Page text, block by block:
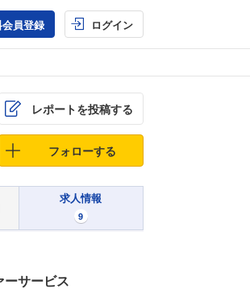
員登録 ログイン
レポートを投稿する
フォローする
求人情報
9
ーサービス